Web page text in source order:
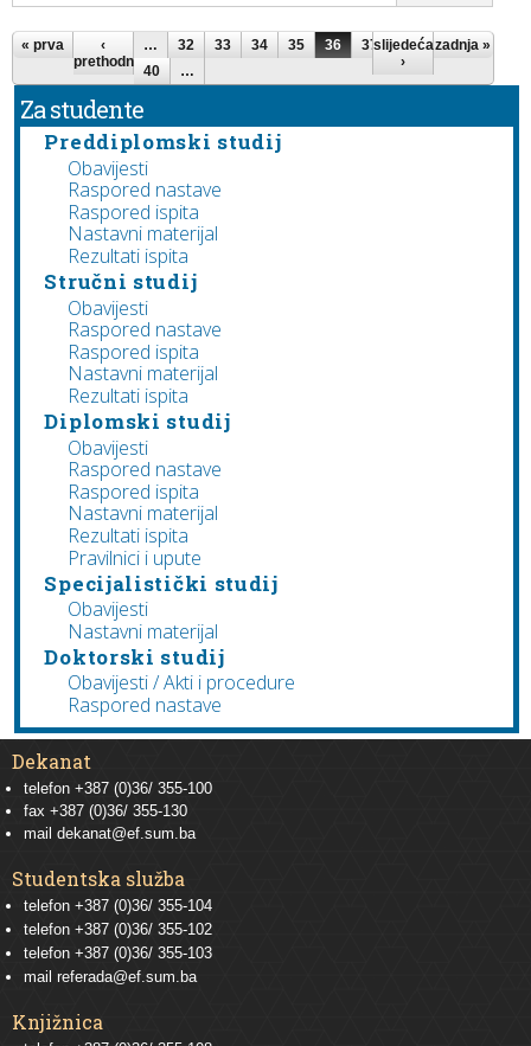
Stranice
« prva
‹
prethodna
… 32 33 34 35 36 37 38
39
40
…
slijedeća
›
zadnja »
Za studente
Preddiplomski studij
Obavijesti
Raspored nastave
Raspored ispita
Nastavni materijal
Rezultati ispita
Stručni studij
Obavijesti
Raspored nastave
Raspored ispita
Nastavni materijal
Rezultati ispita
Diplomski studij
Obavijesti
Raspored nastave
Raspored ispita
Nastavni materijal
Rezultati ispita
Pravilnici i upute
Specijalistički studij
Obavijesti
Nastavni materijal
Doktorski studij
Obavijesti / Akti i procedure
Raspored nastave
Dekanat
telefon +387 (0)36/ 355-100
fax +387 (0)36/ 355-130
mail dekanat@ef.sum.ba
Studentska služba
telefon +387 (0)36/ 355-104
telefon +387 (0)36/ 355-102
telefon +387 (0)36/ 355-103
mail referada@ef.sum.ba
Knjižnica